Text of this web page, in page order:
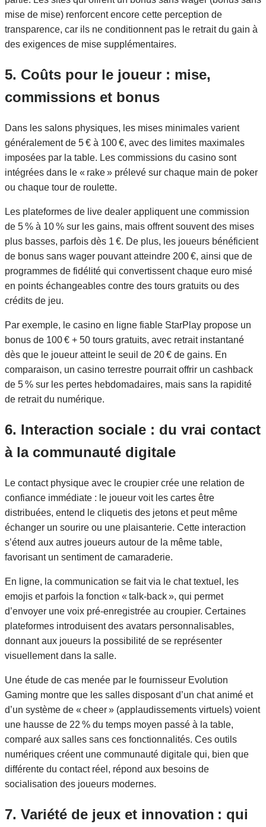
mise de mise) renforcent encore cette perception de
transparence, car ils ne conditionnent pas le retrait du gain à
des exigences de mise supplémentaires.
5. Coûts pour le joueur : mise,
commissions et bonus
Dans les salons physiques, les mises minimales varient
généralement de 5 € à 100 €, avec des limites maximales
imposées par la table. Les commissions du casino sont
intégrées dans le « rake » prélevé sur chaque main de poker
ou chaque tour de roulette.
Les plateformes de live dealer appliquent une commission
de 5 % à 10 % sur les gains, mais offrent souvent des mises
plus basses, parfois dès 1 €. De plus, les joueurs bénéficient
de bonus sans wager pouvant atteindre 200 €, ainsi que de
programmes de fidélité qui convertissent chaque euro misé
en points échangeables contre des tours gratuits ou des
crédits de jeu.
Par exemple, le casino en ligne fiable StarPlay propose un
bonus de 100 € + 50 tours gratuits, avec retrait instantané
dès que le joueur atteint le seuil de 20 € de gains. En
comparaison, un casino terrestre pourrait offrir un cashback
de 5 % sur les pertes hebdomadaires, mais sans la rapidité
de retrait du numérique.
6. Interaction sociale : du vrai contact
à la communauté digitale
Le contact physique avec le croupier crée une relation de
confiance immédiate : le joueur voit les cartes être
distribuées, entend le cliquetis des jetons et peut même
échanger un sourire ou une plaisanterie. Cette interaction
s’étend aux autres joueurs autour de la même table,
favorisant un sentiment de camaraderie.
En ligne, la communication se fait via le chat textuel, les
emojis et parfois la fonction « talk‑back », qui permet
d’envoyer une voix pré‑enregistrée au croupier. Certaines
plateformes introduisent des avatars personnalisables,
donnant aux joueurs la possibilité de se représenter
visuellement dans la salle.
Une étude de cas menée par le fournisseur Evolution
Gaming montre que les salles disposant d’un chat animé et
d’un système de « cheer » (applaudissements virtuels) voient
une hausse de 22 % du temps moyen passé à la table,
comparé aux salles sans ces fonctionnalités. Ces outils
numériques créent une communauté digitale qui, bien que
différente du contact réel, répond aux besoins de
socialisation des joueurs modernes.
7. Variété de jeux et innovation : qui